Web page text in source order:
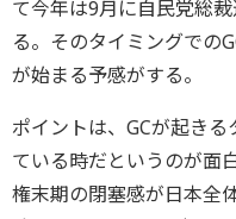
て今年は9月に自民党総
る。そのタイミングでの
が始まる予感がする。
ポイントは、GCが起き
ている時だというのが面
権末期の閉塞感が日本全